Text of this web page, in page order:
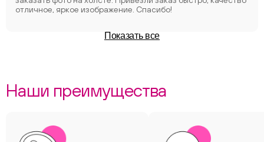
отличное, яркое изображение. Спасибо!
Показать все
Наши преимущества